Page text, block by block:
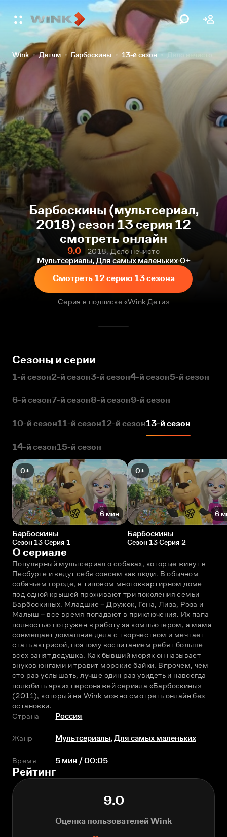
Wink Детям Барбоскины 13-й сезон Дело нечисто
Барбоскины (мультсериал,
2018) сезон 13 серия 12
смотреть онлайн
9.0
2018, Дело нечисто
Мультсериалы, Для самых маленьких 0+
Смотреть 12 серию 13 сезона
Серия в подписке «Wink Дети»
Сезоны и серии
1-й сезон2-й сезон3-й сезон4-й сезон5-й сезон
6-й сезон7-й сезон8-й сезон9-й сезон
10-й сезон11-й сезон12-й сезон13-й сезон
14-й сезон15-й сезон
0+
6 мин
Барбоскины
Сезон 13 Серия 1
0+
6
Барбоскины
Сезон 13 Серия 2
О сериале
Популярный мультсериал о собаках, которые живут в
Песбурге и ведут себя совсем как люди. В обычном
собачьем городе, в типовом многоквартирном доме
под одной крышей проживают три поколения семьи
Барбоскиных. Младшие – Дружок, Гена, Лиза, Роза и
Малыш – всe время попадают в приключения. Их папа
полностью погружен в работу за компьютером, а мама
совмещает домашние дела с творчеством и мечтает
стать актрисой, поэтому воспитанием ребят больше
всех занят дедушка. Как бывший моряк он называет
внуков юнгами и травит морские байки. Впрочем, чем
сто раз услышать, лучше один раз увидеть и навсегда
полюбить ярких персонажей сериала «Барбоскины»
(2011), который на Wink можно смотреть онлайн без
остановки.
Страна
Россия
Жанр Мультсериалы,Для самых маленьких
Время 5 мин / 00:05
Рейтинг
9.0
Оценка пользователей Wink